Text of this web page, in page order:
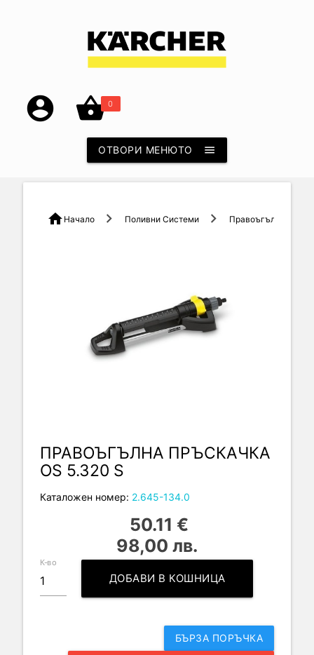
account_circle shopping_basket0
ОТВОРИ МЕНЮТО menu
home Начало Поливни Системи Правоъгълна
ПРАВОЪГЪЛНА ПРЪСКАЧКА
OS 5.320 S
Каталожен номер: 2.645-134.0
50.11 €
98,00 лв.
К-во
ДОБАВИ В КОШНИЦА
БЪРЗА ПОРЪЧКА